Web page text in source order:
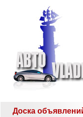
Доска